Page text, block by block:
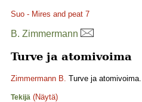
Suo - Mires and peat 7
B. Zimmermann
Turve ja atomivoima
Zimmermann B. Turve ja atomivoima.
Tekijä (Näytä)